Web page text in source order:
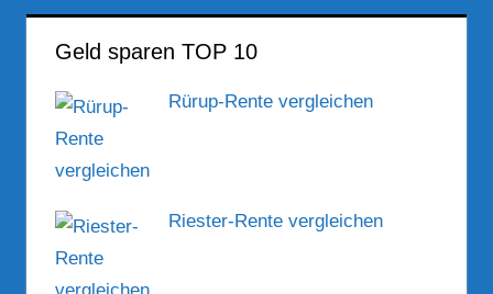
Geld sparen TOP 10
Rürup-Rente vergleichen
Riester-Rente vergleichen